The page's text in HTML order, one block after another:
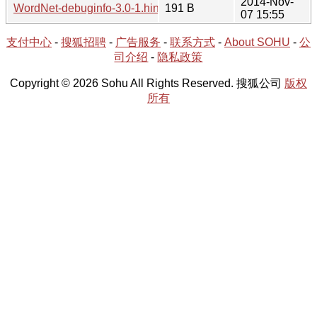
WordNet-debuginfo-3.0-1.hint
191 B
07 15:55
支付中心 - 搜狐招聘 - 广告服务 - 联系方式 - About SOHU - 公
司介绍 - 隐私政策
Copyright © 2026 Sohu All Rights Reserved. 搜狐公司 版权
所有